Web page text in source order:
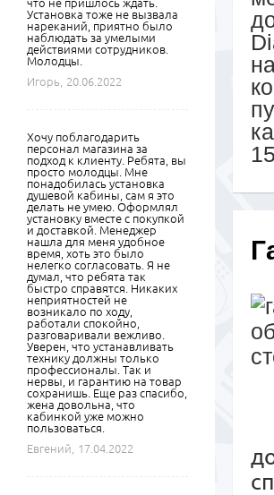
что не пришлось ждать.
Установка тоже не вызвала
нареканий, приятно было
наблюдать за умелыми
действиями сотрудников.
Молодцы.
Игорь,
20.06.2022
Хочу поблагодарить
персонал магазина за
подход к клиенту. Ребята, вы
просто молодцы. Мне
понадобилась установка
душевой кабины, сам я это
делать не умею. Оформлял
установку вместе с покупкой
и доставкой. Менеджер
нашла для меня удобное
время, хоть это было
нелегко согласовать. Я не
думал, что ребята так
быстро справятся. Никаких
неприятностей не
возникало по ходу,
работали спокойно,
разговаривали вежливо.
Уверен, что устанавливать
технику должны только
профессионалы. Так и
нервы, и гарантию на товар
сохранишь. Еще раз спасибо,
жена довольна, что
кабинкой уже можно
пользоваться.
Евгений,
17.04.2022